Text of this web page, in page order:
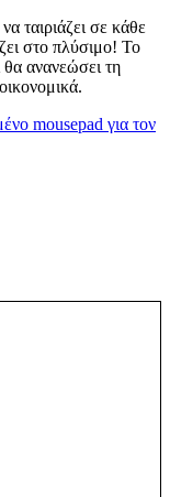
ταιριάζει σε κάθε
στο πλύσιμο! Το
ανανεώσει τη
mousepad για τον